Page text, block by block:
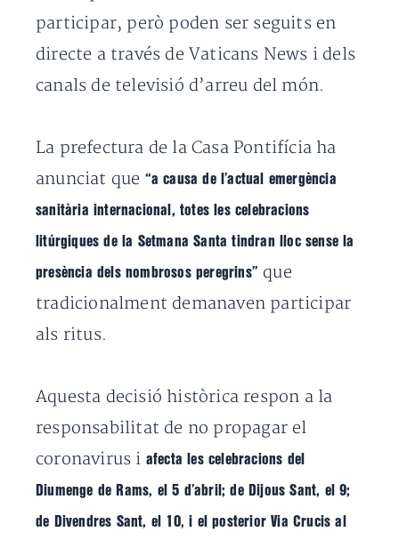
participar, però poden ser seguits en
directe a través de Vaticans News i dels
canals de televisió d’arreu del món.
La prefectura de la Casa Pontifícia ha
anunciat que “a causa de l’actual emergència
sanitària internacional, totes les celebracions
litúrgiques de la Setmana Santa tindran lloc sense la
presència dels nombrosos peregrins” que
tradicionalment demanaven participar
als ritus.
Aquesta decisió històrica respon a la
responsabilitat de no propagar el
coronavirus i afecta les celebracions del
Diumenge de Rams, el 5 d’abril; de Dijous Sant, el 9;
de Divendres Sant, el 10, i el posterior Via Crucis al